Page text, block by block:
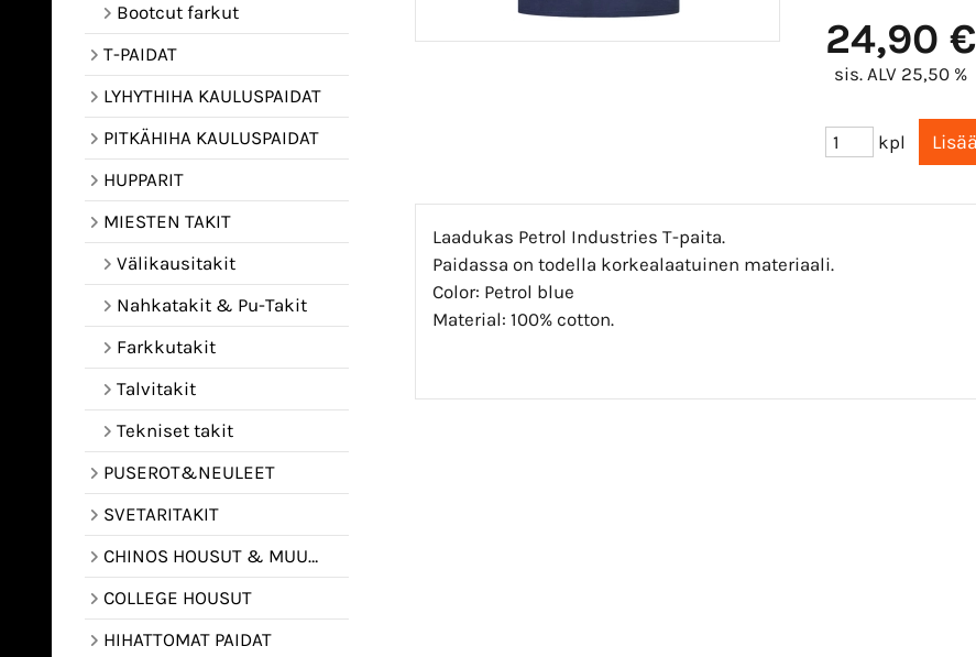
Bootcut farkut
T-PAIDAT
LYHYTHIHA KAULUSPAIDAT
PITKÄHIHA KAULUSPAIDAT
HUPPARIT
MIESTEN TAKIT
Välikausitakit
Nahkatakit & Pu-Takit
Farkkutakit
Talvitakit
Tekniset takit
PUSEROT&NEULEET
SVETARITAKIT
CHINOS HOUSUT & MUUT HOUSUT
COLLEGE HOUSUT
HIHATTOMAT PAIDAT
24,90 €
sis. ALV 25,50 %
kpl
Laadukas Petrol Industries T-paita.
Paidassa on todella korkealaatuinen materiaali.
Color: Petrol blue
Material: 100% cotton.